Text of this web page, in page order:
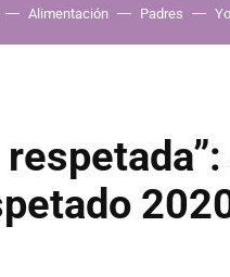
Alimentación Padres